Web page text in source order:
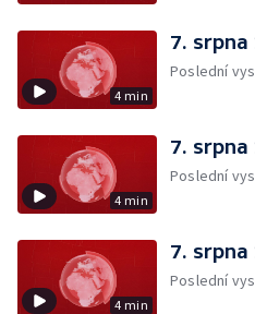
4 min
7. srpna
Poslední
4 min
7. srpna
Poslední
4 min
7. srpna
Poslední